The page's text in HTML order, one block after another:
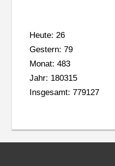
Heute: 26
Gestern: 79
Monat: 483
Jahr: 180315
Insgesamt: 779127